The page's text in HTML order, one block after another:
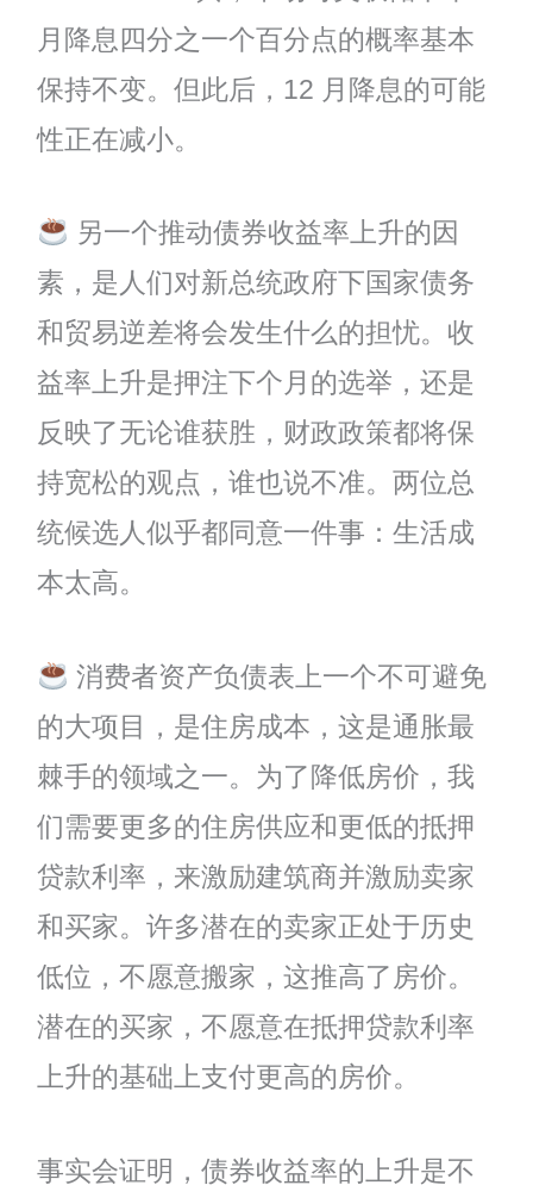
月降息四分之一个百分点的概率基本
保持不变。但此后，12 月降息的可能
性正在减小。
另一个推动债券收益率上升的因
素，是人们对新总统政府下国家债务
和贸易逆差将会发生什么的担忧。收
益率上升是押注下个月的选举，还是
反映了无论谁获胜，财政政策都将保
持宽松的观点，谁也说不准。两位总
统候选人似乎都同意一件事：生活成
本太高。
消费者资产负债表上一个不可避免
的大项目，是住房成本，这是通胀最
棘手的领域之一。为了降低房价，我
们需要更多的住房供应和更低的抵押
贷款利率，来激励建筑商并激励卖家
和买家。许多潜在的卖家正处于历史
低位，不愿意搬家，这推高了房价。
潜在的买家，不愿意在抵押贷款利率
上升的基础上支付更高的房价。
事实会证明，债券收益率的上升是不